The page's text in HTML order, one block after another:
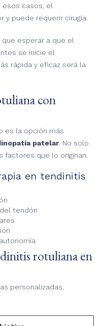
esos casos, el
y puede requerir cirugía.
esperar a que el
se inicie el
rápida y eficaz será la
con
es la opción más
patelar. No solo
factores que lo originan.
en tendinitis
tendón
rotuliana en
personalizadas,